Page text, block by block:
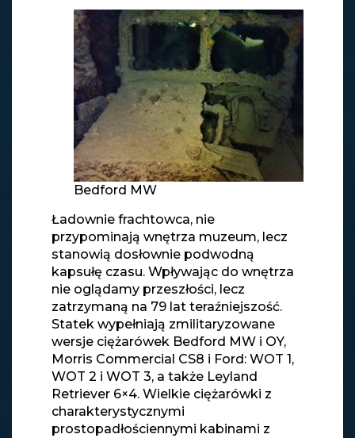
Bedford MW
Ładownie frachtowca, nie
przypominają wnętrza muzeum, lecz
stanowią dosłownie podwodną
kapsułę czasu. Wpływając do wnętrza
nie oglądamy przeszłości, lecz
zatrzymaną na 79 lat teraźniejszość.
Statek wypełniają zmilitaryzowane
wersje ciężarówek Bedford MW i OY,
Morris Commercial CS8 i Ford: WOT 1,
WOT 2 i WOT 3, a także Leyland
Retriever 6×4. Wielkie ciężarówki z
charakterystycznymi
prostopadłościennymi kabinami z